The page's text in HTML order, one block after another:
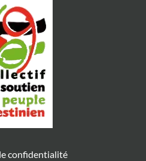
confidentialité